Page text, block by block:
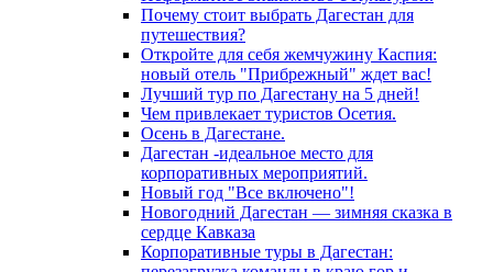
Почему стоит выбрать Дагестан для
путешествия?
Откройте для себя жемчужину Каспия:
новый отель "Прибрежный" ждет вас!
Лучший тур по Дагестану на 5 дней!
Чем привлекает туристов Осетия.
Осень в Дагестане.
Дагестан -идеальное место для
корпоративных мероприятий.
Новый год "Все включено"!
Новогодний Дагестан — зимняя сказка в
сердце Кавказа
Корпоративные туры в Дагестан: